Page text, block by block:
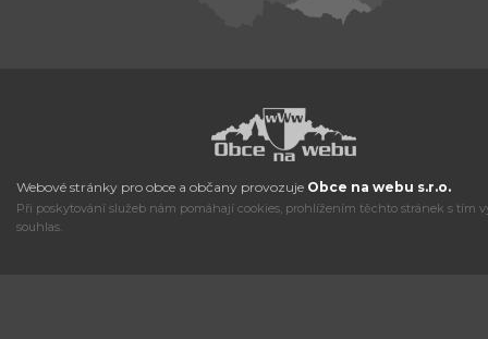
Webové stránky pro obce a občany provozuje Obce na webu s.r.o.
Při poskytování služeb nám pomáhají cookies, prohlížením těchto stránek s tím
souhlas.